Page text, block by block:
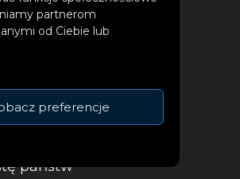
partnerom
od Ciebie lub
preferencje
do
który odbędzie
Finaliści zostali
państw